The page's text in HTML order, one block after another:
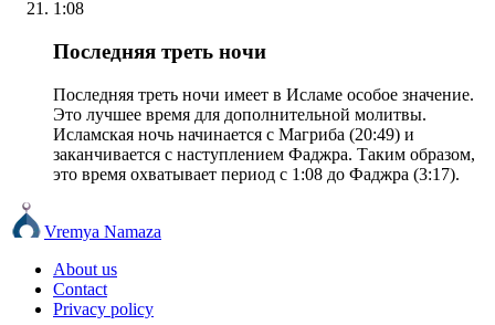
1:08
Последняя треть ночи
Последняя треть ночи имеет в Исламе особое значение.
Это лучшее время для дополнительной молитвы.
Исламская ночь начинается с Магриба (20:49) и
заканчивается с наступлением Фаджра. Таким образом,
это время охватывает период с 1:08 до Фаджра (3:17).
Vremya Namaza
About us
Contact
Privacy policy